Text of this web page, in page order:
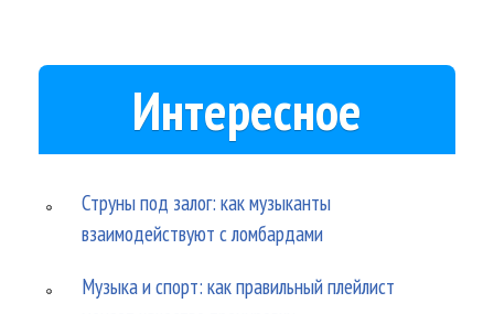
Интересное
Струны под залог: как музыканты
взаимодействуют с ломбардами
Музыка и спорт: как правильный плейлист